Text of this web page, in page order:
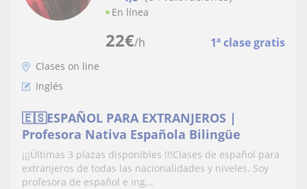
22€/h 1ª clase gratis
En línea
Clases on line
Inglés
🇪🇸ESPAÑOL PARA EXTRANJEROS |
Profesora Nativa Española Bilingüe
¡¡¡Últimas 3 plazas disponibles !!!Clases de español para
extranjeros de todas las nacionalidades y niveles. Soy
profesora de español e ing...